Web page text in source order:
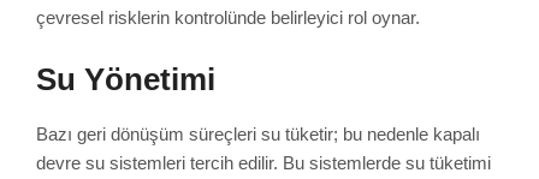
çevresel risklerin kontrolünde belirleyici rol oynar.
Su Yönetimi
Bazı geri dönüşüm süreçleri su tüketir; bu nedenle kapalı
devre su sistemleri tercih edilir. Bu sistemlerde su tüketimi